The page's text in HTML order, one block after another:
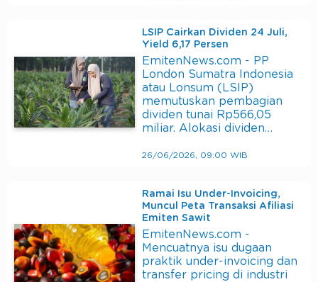
LSIP Cairkan Dividen 24 Juli,
Yield 6,17 Persen
EmitenNews.com - PP
London Sumatra Indonesia
atau Lonsum (LSIP)
memutuskan pembagian
dividen tunai Rp566,05
miliar. Alokasi dividen…
26/06/2026, 09:00 WIB
Ramai Isu Under-Invoicing,
Muncul Peta Transaksi Afiliasi
Emiten Sawit
EmitenNews.com -
Mencuatnya isu dugaan
praktik under-invoicing dan
transfer pricing di industri